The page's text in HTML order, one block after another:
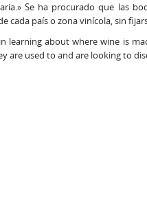
Se ha procurado que las
cada país o zona vinícola, sin
learning about where wine is
are used to and are looking to